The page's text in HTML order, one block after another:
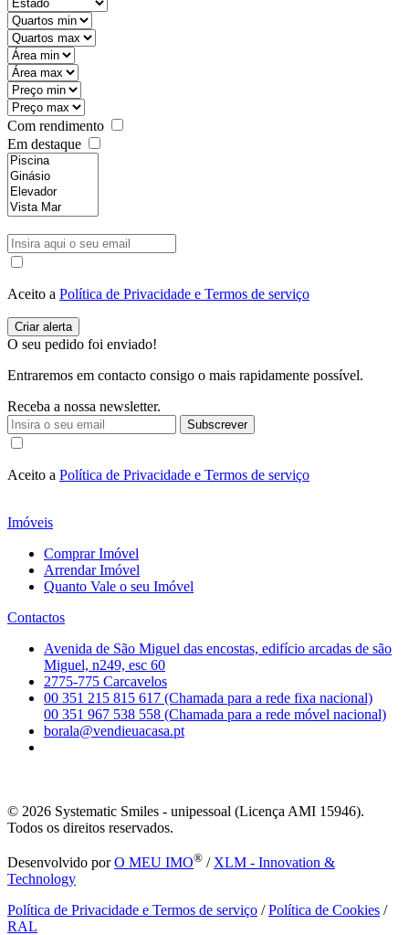
Com rendimento
Em destaque
Aceito a Política de Privacidade e Termos de serviço
O seu pedido foi enviado!
Entraremos em contacto consigo o mais rapidamente possível.
Receba a nossa newsletter.
Subscrever
Aceito a Política de Privacidade e Termos de serviço
Imóveis
Comprar Imóvel
Arrendar Imóvel
Quanto Vale o seu Imóvel
Contactos
Avenida de São Miguel das encostas, edifício arcadas de são
Miguel, n249, esc 60
2775-775 Carcavelos
00 351 215 815 617 (Chamada para a rede fixa nacional)
00 351 967 538 558 (Chamada para a rede móvel nacional)
borala@vendieuacasa.pt
© 2026 Systematic Smiles - unipessoal (Licença AMI 15946).
Todos os direitos reservados.
Desenvolvido porO MEU IMO® / XLM - Innovation &
Technology
Política de Privacidade e Termos de serviço /Política de Cookies /
RAL